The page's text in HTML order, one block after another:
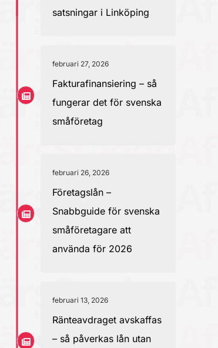
satsningar i Linköping
februari 27, 2026
Fakturafinansiering – så
fungerar det för svenska
småföretag
februari 26, 2026
Företagslån –
Snabbguide för svenska
småföretagare att
använda för 2026
februari 13, 2026
Ränteavdraget avskaffas
– så påverkas lån utan